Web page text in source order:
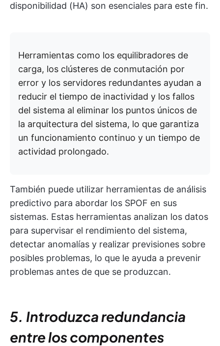
disponibilidad (HA) son esenciales para este fin.
Herramientas como los equilibradores de
carga, los clústeres de conmutación por
error y los servidores redundantes ayudan a
reducir el tiempo de inactividad y los fallos
del sistema al eliminar los puntos únicos de
la arquitectura del sistema, lo que garantiza
un funcionamiento continuo y un tiempo de
actividad prolongado.
También puede utilizar herramientas de análisis
predictivo para abordar los SPOF en sus
sistemas. Estas herramientas analizan los datos
para supervisar el rendimiento del sistema,
detectar anomalías y realizar previsiones sobre
posibles problemas, lo que le ayuda a prevenir
problemas antes de que se produzcan.
5. Introduzca redundancia
entre los componentes